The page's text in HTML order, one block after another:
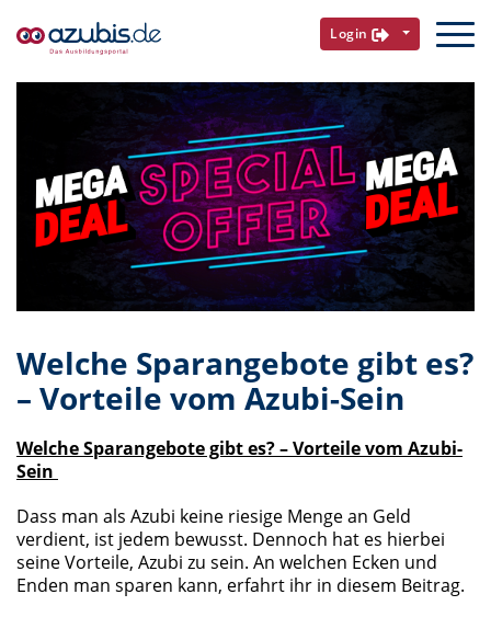
Login
Welche Sparangebote gibt es?
– Vorteile vom Azubi-Sein
Welche Sparangebote gibt es? – Vorteile vom Azubi-
Sein
Dass man als Azubi keine riesige Menge an Geld
verdient, ist jedem bewusst. Dennoch hat es hierbei
seine Vorteile, Azubi zu sein. An welchen Ecken und
Enden man sparen kann, erfahrt ihr in diesem Beitrag.